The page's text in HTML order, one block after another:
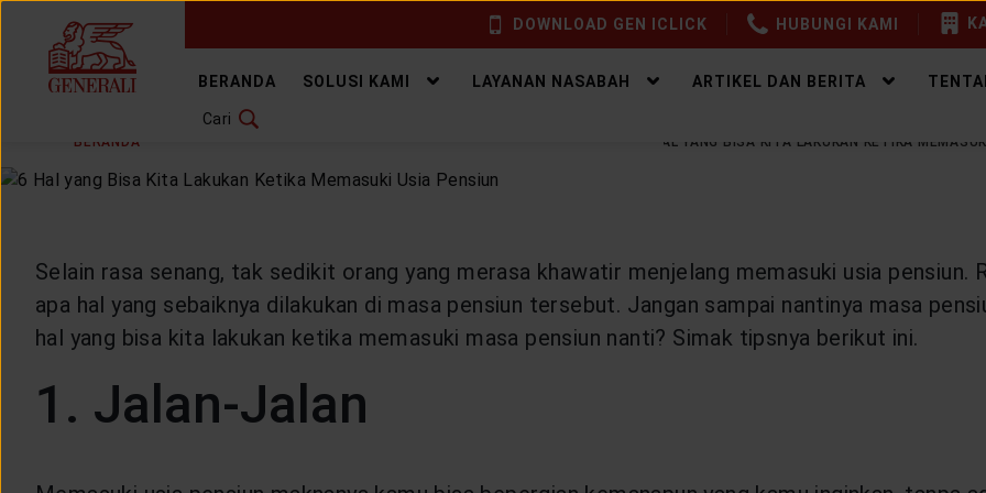
DOWNLOAD GEN ICLICK HUBUNGI KAMI
BERANDA SOLUSI KAMI LAYANAN NASABAH ARTIKEL DAN BERITA
Cari
BERANDA 6 HAL YANG BISA KITA LAKUKAN KETIKA
SENIN, 13 JUNI 2022
Selain rasa senang, tak sedikit orang yang merasa khawatir menjelang memasuki usia
apa hal yang sebaiknya dilakukan di masa pensiun tersebut. Jangan sampai nantinya masa
hal yang bisa kita lakukan ketika memasuki masa pensiun nanti? Simak tipsnya berikut ini.
1. Jalan-Jalan
GANTI BAHASA
DOWNLOAD GEN ICLICK
HUBUNGI KAMI
TEMUKAN AGEN